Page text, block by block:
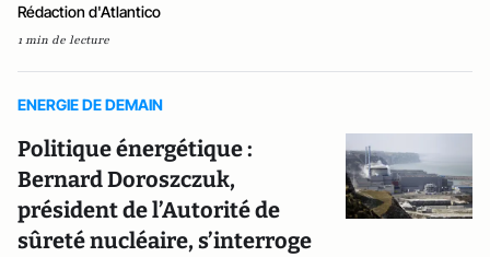
Rédaction d'Atlantico
1 min de lecture
ENERGIE DE DEMAIN
Politique énergétique :
Bernard Doroszczuk,
président de l’Autorité de
sûreté nucléaire, s’interroge